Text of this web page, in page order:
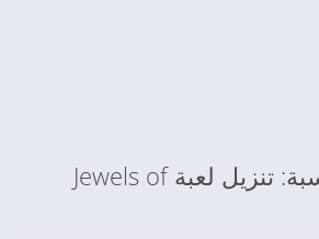
ضع الكلمة المناسبة: تنزيل لعبة Jewels of